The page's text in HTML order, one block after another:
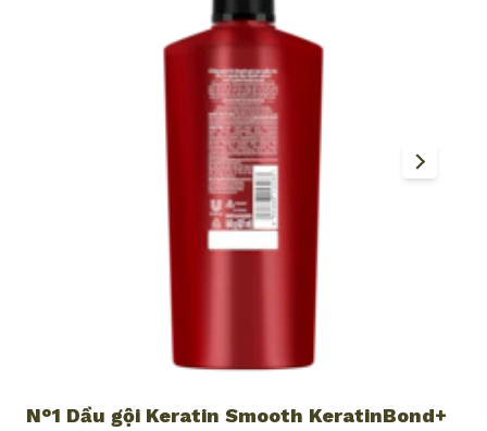
N°1 Dầu gội Keratin Smooth KeratinBond+